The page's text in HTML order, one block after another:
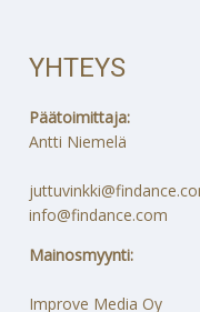
YHTEYS
Päätoimittaja:
Antti Niemelä
info@findance.com
Mainosmyynti:
Improve Media Oy